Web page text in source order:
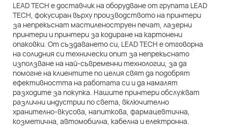
LEAD TECH е доставчик на оборудване от групата LEAD
TECH, фокусиран върху производството на принтери
за непрекъснат мастиленоструен печат, лазерни
принтери и принтери за кодиране на картонени
опаковки. От създаването си, LEAD TECH е отговорна
на солидния си технически опит за непрекъснато
използване на най-съвременни технологии, за да
помогне на клиентите по целия свят да подобрят
ефективността на работата си и да намалят
разходите за покупка. Нашите принтери обслужват
различни индустрии по света, включително
хранително-вкусова, напиткова, фармацевтична,
козметична, автомобилна, кабелна и електронна.